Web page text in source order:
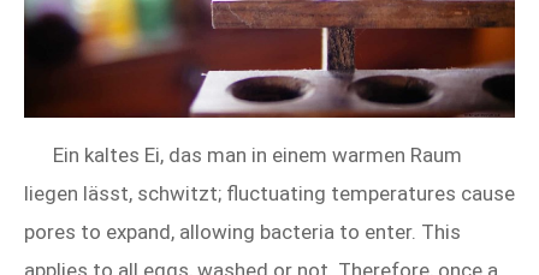
Ein kaltes Ei, das man in einem warmen Raum
liegen lässt, schwitzt; fluctuating temperatures cause
pores to expand, allowing bacteria to enter. This
applies to all eggs, washed or not. Therefore, once a